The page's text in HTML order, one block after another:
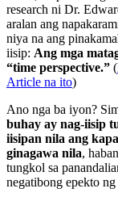
research ni Dr.
aralan ang
niya na ang
iisip: Ang mga
“time perspective.” (
Article na ito)
Ano nga ba iyon?
buhay ay nag-iisip
iisipan nila ang
ginagawa nila,
tungkol sa
negatibong epekto